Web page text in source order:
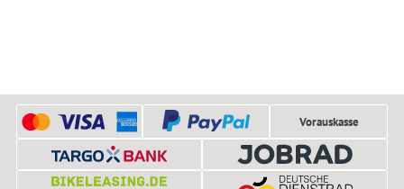
Vorauskasse